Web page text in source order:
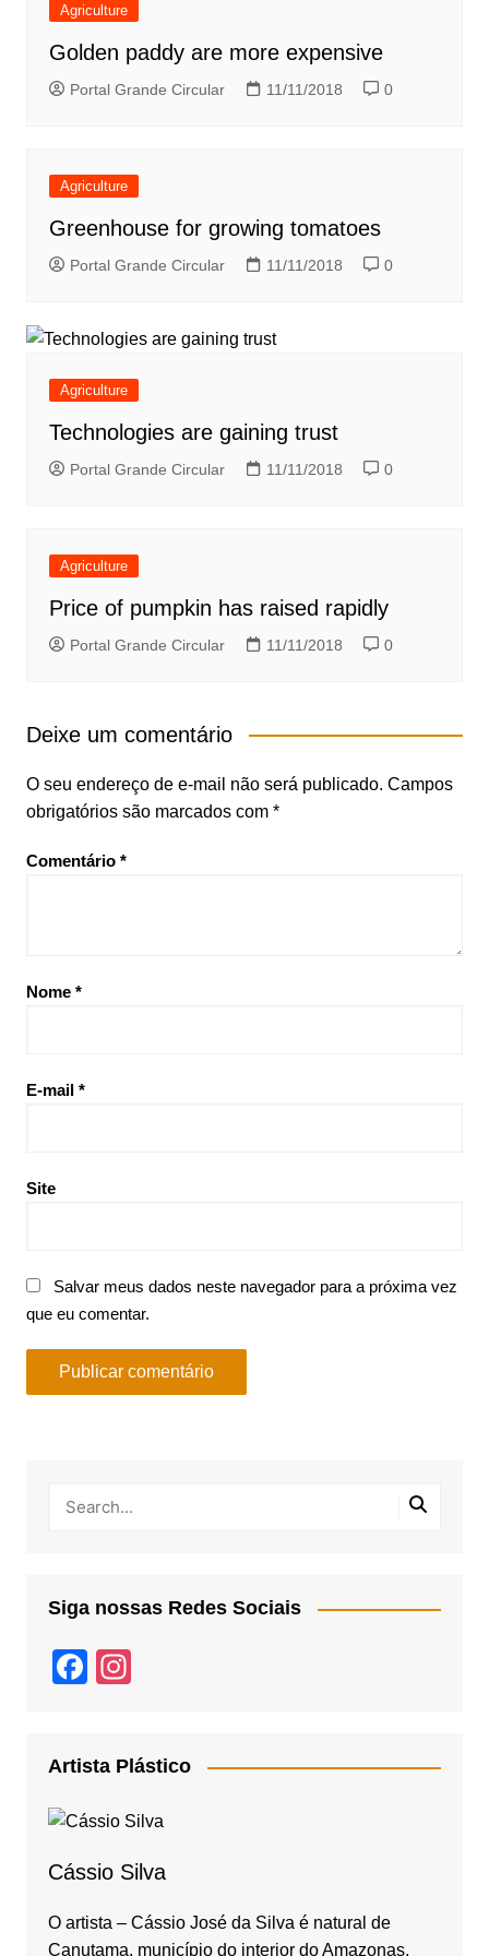
Agriculture
Golden paddy are more expensive
Portal Grande Circular 11/11/2018 0
Agriculture
Greenhouse for growing tomatoes
Portal Grande Circular 11/11/2018 0
Agriculture
Technologies are gaining trust
Portal Grande Circular 11/11/2018 0
Agriculture
Price of pumpkin has raised rapidly
Portal Grande Circular 11/11/2018 0
Deixe um comentário
O seu endereço de e-mail não será publicado. Campos
obrigatórios são marcados com *
Comentário *
Nome *
E-mail *
Site
Salvar meus dados neste navegador para a próxima vez
que eu comentar.
Siga nossas Redes Sociais
F
e
o
k
gr
a
Artista Plástico
Cássio Silva
O artista – Cássio José da Silva é natural de
Canutama, município do interior do Amazonas,